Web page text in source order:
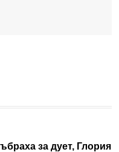
за дует, Глория